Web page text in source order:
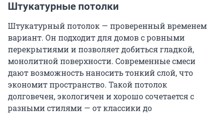
Штукатурные потолки
Штукатурный потолок — проверенный временем
вариант. Он подходит для домов с ровными
перекрытиями и позволяет добиться гладкой,
монолитной поверхности. Современные смеси
дают возможность наносить тонкий слой, что
экономит пространство. Такой потолок
долговечен, экологичен и хорошо сочетается с
разными стилями — от классики до